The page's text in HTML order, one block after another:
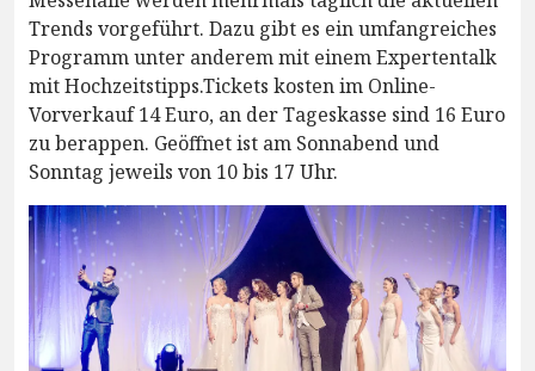
Trends vorgeführt. Dazu gibt es ein umfangreiches
Programm unter anderem mit einem Expertentalk
mit Hochzeitstipps.Tickets kosten im Online-
Vorverkauf 14 Euro, an der Tageskasse sind 16 Euro
zu berappen. Geöffnet ist am Sonnabend und
Sonntag jeweils von 10 bis 17 Uhr.